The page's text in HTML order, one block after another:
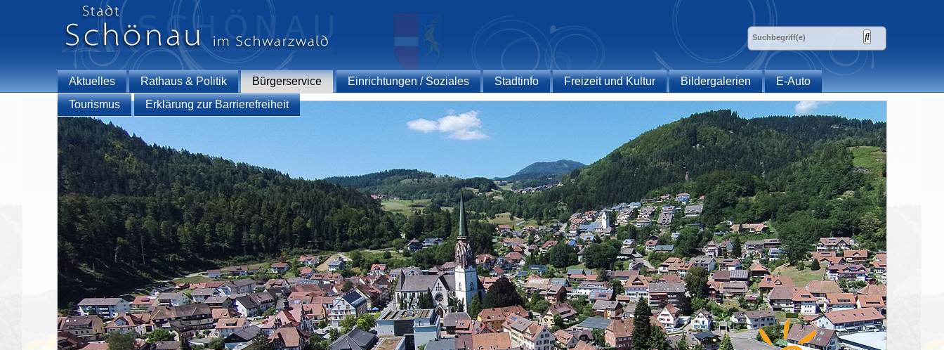
Aktuelles Rathaus & Politik Bürgerservice Einrichtungen / Soziales Stadtinfo Freizeit und Kultur Bildergalerien
E-Auto
Tourismus
Erklärung zur Barrierefreiheit